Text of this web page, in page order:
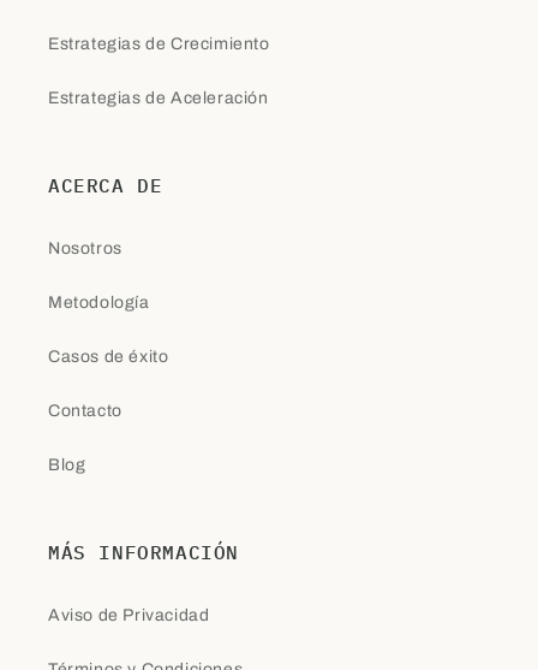
Estrategias de Crecimiento
Estrategias de Aceleración
ACERCA DE
Nosotros
Metodología
Casos de éxito
Contacto
Blog
MÁS INFORMACIÓN
Aviso de Privacidad